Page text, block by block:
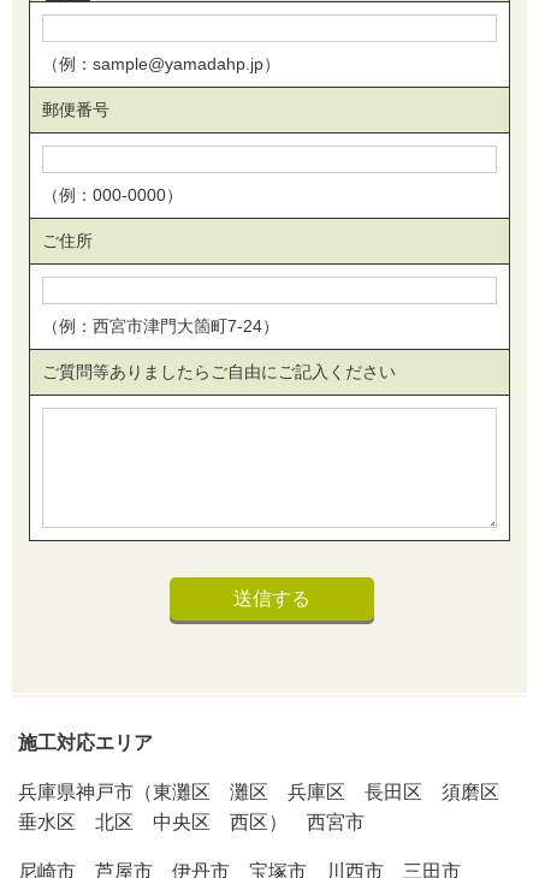
（例：sample@yamadahp.jp）
郵便番号
（例：000-0000）
ご住所
（例：西宮市津門大箇町7-24）
ご質問等ありましたらご自由にご記入ください
施工対応エリア
兵庫県神戸市（東灘区 灘区 兵庫区 長田区 須磨区
垂水区 北区 中央区 西区） 西宮市
尼崎市 芦屋市 伊丹市 宝塚市 川西市 三田市